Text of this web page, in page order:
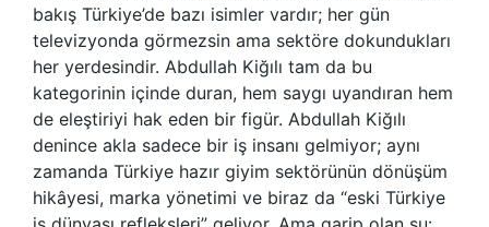
bakış Türkiye’de bazı isimler vardır; her gün
televizyonda görmezsin ama sektöre dokundukları
her yerdesindir. Abdullah Kiğılı tam da bu
kategorinin içinde duran, hem saygı uyandıran hem
de eleştiriyi hak eden bir figür. Abdullah Kiğılı
denince akla sadece bir iş insanı gelmiyor; aynı
zamanda Türkiye hazır giyim sektörünün dönüşüm
hikâyesi, marka yönetimi ve biraz da “eski Türkiye